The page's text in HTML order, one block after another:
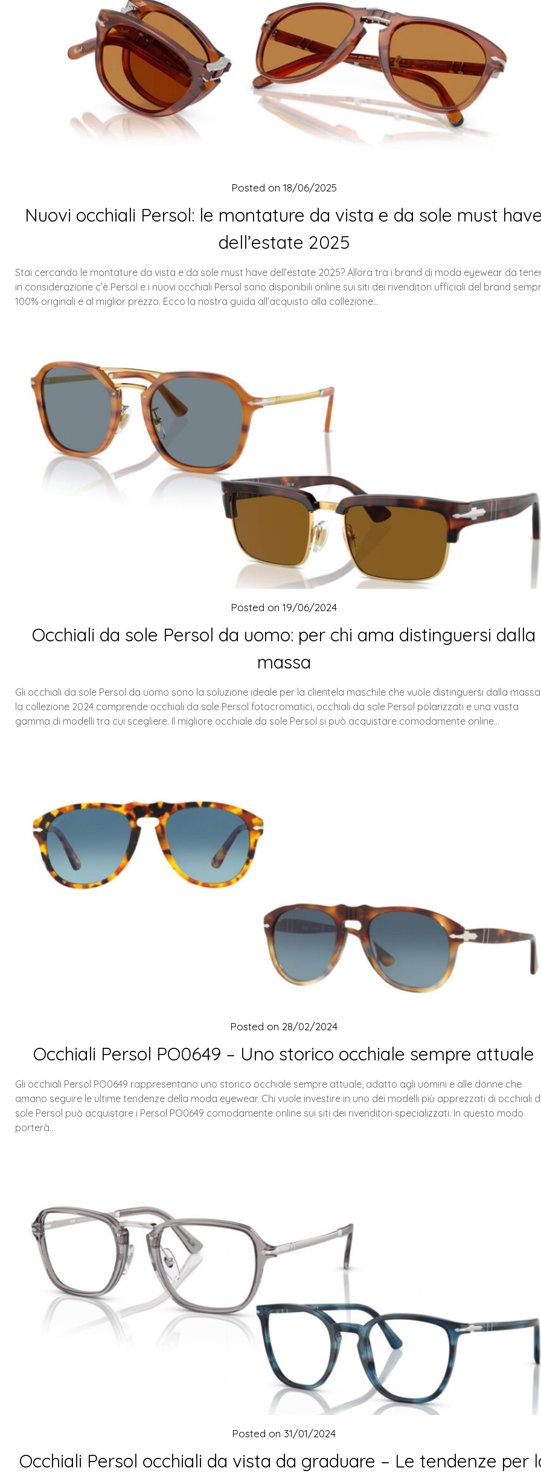
Nuovi occhiali Persol: le montature da vista e da sole must
dell’estate 2025
Posted on 18/06/2025
Stai cercando le montature da vista e da sole must have dell’estate 2025? Allora tra i brand di moda eyewear da
in considerazione c’è Persol e i nuovi occhiali Persol sono disponibili online sui siti dei rivenditori ufficiali del brand
100% originali e al miglior prezzo. Ecco la nostra guida all’acquisto alla collezione…
Occhiali da sole Persol da uomo: per chi ama distinguersi dalla
massa
Posted on19/06/2024
Gli occhiali da sole Persol da uomo sono la soluzione ideale per la clientela maschile che vuole distinguersi dalla
la collezione 2024 comprende occhiali da sole Persol fotocromatici, occhiali da sole Persol polarizzati e una vasta
gamma di modelli tra cui scegliere. Il migliore occhiale da sole Persol si può acquistare comodamente online…
Occhiali Persol PO0649 – Uno storico occhiale sempre attuale
Posted on 28/02/2024
Gli occhiali Persol PO0649 rappresentano uno storico occhiale sempre attuale, adatto agli uomini e alle donne che
amano seguire le ultime tendenze della moda eyewear. Chi vuole investire in uno dei modelli più apprezzati di occhiali
sole Persol può acquistare i Persol PO0649 comodamente online sui siti dei rivenditori specializzati. In questo modo
porterà…
Occhiali Persol occhiali da vista da graduare – Le tendenze per
Posted on 31/01/2024